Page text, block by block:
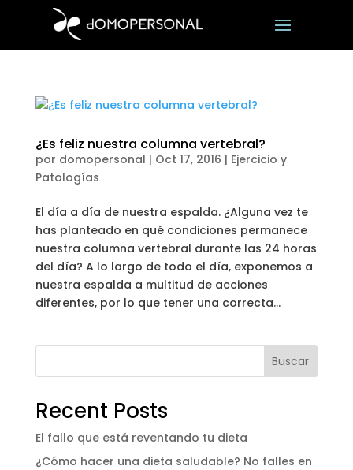
¿Es feliz nuestra columna vertebral?
por domopersonal | Oct 17, 2016 | Ejercicio y
Patologías
El día a día de nuestra espalda. ¿Alguna vez te
has planteado en qué condiciones permanece
nuestra columna vertebral durante las 24 horas
del día? A lo largo de todo el día, exponemos a
nuestra espalda a multitud de acciones
diferentes, por lo que tener una correcta...
Buscar
Recent Posts
El fallo que está reventando tu dieta
¿Cómo hacer una dieta saludable? No falles en